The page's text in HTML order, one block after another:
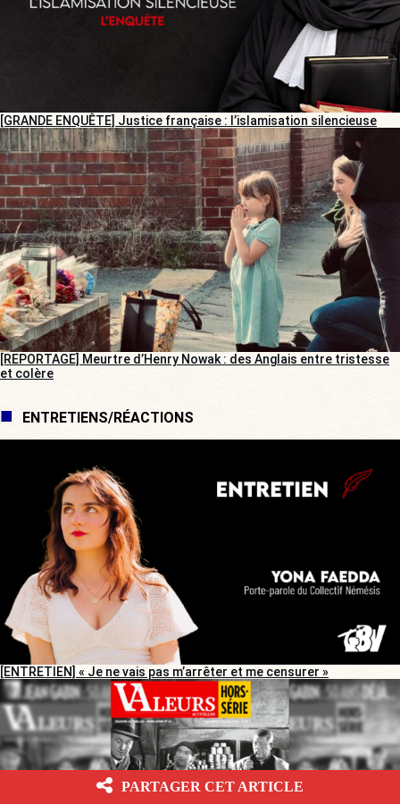
[GRANDE ENQUÊTE] Justice française : l’islamisation silencieuse
[REPORTAGE] Meurtre d’Henry Nowak : des Anglais entre tristesse
et colère
ENTRETIENS/RÉACTIONS
[ENTRETIEN] « Je ne vais pas m’arrêter et me censurer »
PARTAGER CET ARTICLE